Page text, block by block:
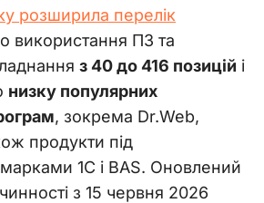
розширила перелік
використання ПЗ та
з 40 до 416 позицій і
низку популярних
, зокрема Dr.Web,
продукти під
1С і BAS. Оновлений
з 15 червня 2026